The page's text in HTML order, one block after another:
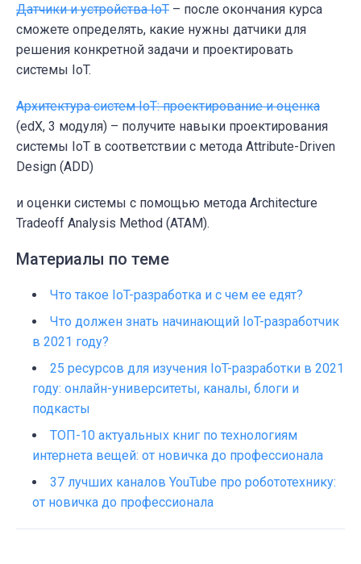
Датчики и устройства IoT – после окончания курса
сможете определять, какие нужны датчики для
решения конкретной задачи и проектировать
системы IoT.
Архитектура систем IoT: проектирование и оценка
(edX, 3 модуля) – получите навыки проектирования
системы IoT в соответствии с метода Attribute-Driven
Design (ADD)
и оценки системы с помощью метода Architecture
Tradeoff Analysis Method (ATAM).
Материалы по теме
Что такое IoT-разработка и с чем ее едят?
Что должен знать начинающий IoT-разработчик
в 2021 году?
25 ресурсов для изучения IoT-разработки в 2021
году: онлайн-университеты, каналы, блоги и
подкасты
ТОП-10 актуальных книг по технологиям
интернета вещей: от новичка до профессионала
37 лучших каналов YouTube про робототехнику:
от новичка до профессионала